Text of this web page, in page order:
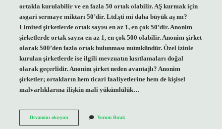
ortakla kurulabilir ve en fazla 50 ortak olabilir. AŞ kurmak için
asgari sermaye miktarı 50’dir. Ltd.şti mi daha büyük aş mı?
Limited şirketlerde ortak sayısı en az 1, en çok 50’dir. Anonim
şirketlerde ortak sayısı en az 1, en çok 500 olabilir. Anonim şirket
olarak 500’den fazla ortak bulunması mümkündür. Özel izinle
kurulan şirketlerde ise ilgili mevzuatın kısıtlamaları doğal
olarak geçerlidir. Anonim şirket neden avantajlı? Anonim
şirketler; ortakların hem ticari faaliyetlerine hem de kişisel
malvarlıklarına ilişkin mali yükümlülük…
Devamını okuyunA
Yorum Bırak